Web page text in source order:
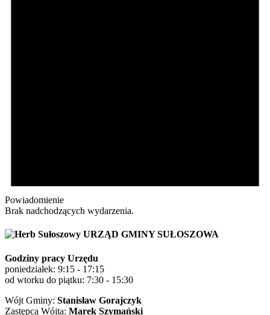
Powiadomienie
Brak nadchodzących wydarzenia.
URZĄD GMINY SUŁOSZOWA
Godziny pracy Urzędu
poniedziałek: 9:15 - 17:15
od wtorku do piątku: 7:30 - 15:30
Wójt Gminy: Stanisław Gorajczyk
Zastępca Wójta: Marek Szymański